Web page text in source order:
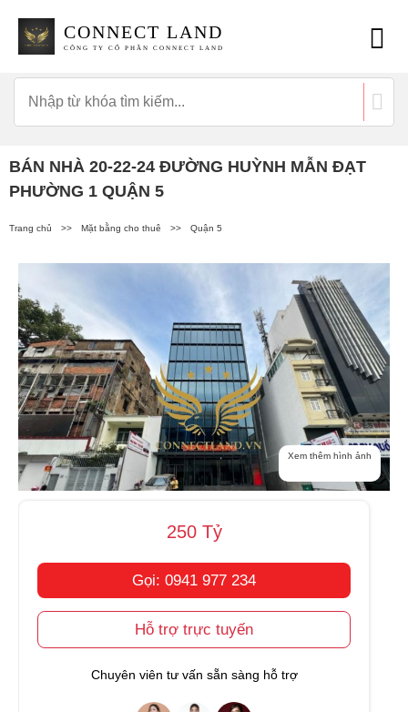
CONNECT LAND
CÔNG TY CỔ PHẦN CONNECT LAND
BÁN NHÀ 20-22-24 ĐƯỜNG HUỲNH MẪN ĐẠT
PHƯỜNG 1 QUẬN 5
Trang chủ >> Mặt bằng cho thuê >> Quận 5
Xem thêm hình ảnh
250 Tỷ
Gọi: 0941 977 234
Hỗ trợ trực tuyến
Chuyên viên tư vấn sẵn sàng hỗ trợ